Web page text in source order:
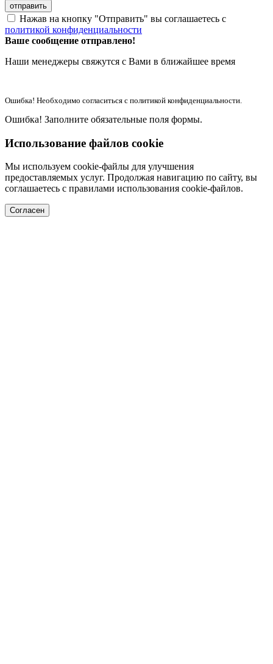
отправить
Нажав на кнопку "Отправить" вы соглашаетесь с
политикой конфиденциальности
Ваше сообщение отправлено!
Наши менеджеры свяжутся с Вами в ближайшее время
Ошибка! Необходимо согласиться с политикой конфиденциальности.
Ошибка! Заполните обязательные поля формы.
Использование файлов cookie
Мы используем cookie-файлы для улучшения
предоставляемых услуг. Продолжая навигацию по сайту, вы
соглашаетесь с правилами использования cookie-файлов.
Согласен